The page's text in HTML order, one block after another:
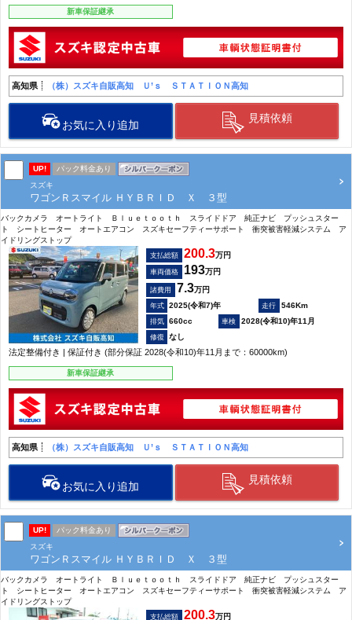
新車保証継承
高知県 （株）スズキ自販高知 Ｕ’ｓ ＳＴＡＴＩＯＮ高知
お気に入り追加
見積依頼
UP!
パック料金あり
スズキ
ワゴンＲスマイル ＨＹＢＲＩＤ Ｘ ３型
バックカメラ オートライト Ｂｌｕｅｔｏｏｔｈ スライドドア 純正ナビ プッシュスター
ト シートヒーター オートエアコン スズキセーフティーサポート 衝突被害軽減システム ア
イドリングストップ
支払総額 200.3万円
車両価格 193万円
諸費用 7.3万円
2025(令和7)年
546Km
660cc
2028(令和10)年11月
なし
法定整備付き | 保証付き (部分保証 2028(令和10)年11月まで：60000km)
新車保証継承
高知県 （株）スズキ自販高知 Ｕ’ｓ ＳＴＡＴＩＯＮ高知
お気に入り追加
見積依頼
UP!
パック料金あり
スズキ
ワゴンＲスマイル ＨＹＢＲＩＤ Ｘ ３型
バックカメラ オートライト Ｂｌｕｅｔｏｏｔｈ スライドドア 純正ナビ プッシュスター
ト シートヒーター オートエアコン スズキセーフティーサポート 衝突被害軽減システム ア
イドリングストップ
支払総額 200.3万円